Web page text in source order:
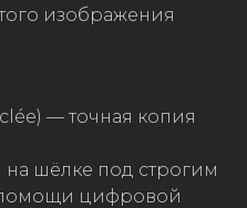
изображения
— точная копия
на шёлке под строгим
цифровой